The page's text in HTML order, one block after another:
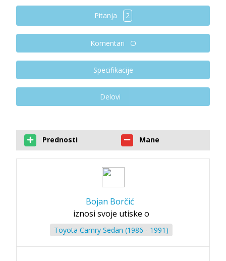
Pitanja 2
Komentari
Specifikacije
Delovi
Prednosti Mane
Bojan Borčić
iznosi svoje utiske o
Toyota Camry Sedan (1986 - 1991)